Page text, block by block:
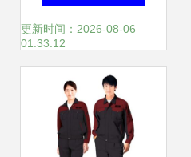
GOLF春夏服饰特
卖会诚邀您共赏风
尚
更新时间：2026-08-06
01:33:12